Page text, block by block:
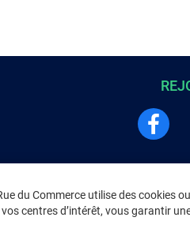
REJOINDRE
sur RDC
du Commerce utilise des cookies
centres d’intérêt, vous garantir